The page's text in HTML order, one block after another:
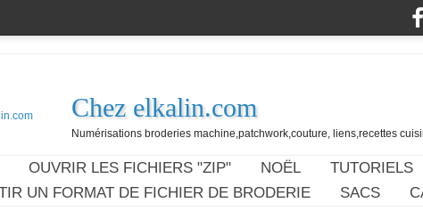
Chez elkalin.com
Numérisations broderies machine,patchwork,couture, liens,recettes
OUVRIR LES FICHIERS "ZIP" NOËL TUTORIELS
UN FORMAT DE FICHIER DE BRODERIE
SACS